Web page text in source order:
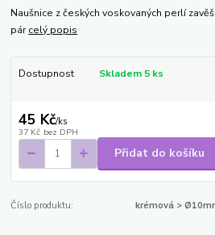
Naušnice z českých voskovaných perlí
párcelý popis
Dostupnost Skladem 5 ks
45 Kč/ks
37 Kč bez DPH
Přidat do košíku
Číslo produktu: krémová >